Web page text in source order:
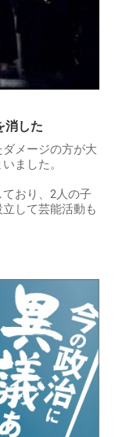
消した
メージの方が大
ました。
おり、2人の子
して芸能活動も